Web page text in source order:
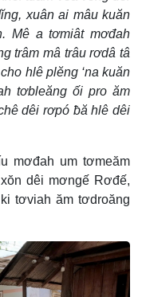
xuân ai mâu kuăn
Mê a tơmiât mơđah
trâm mâ trâu rơdâ tâ
hlê plĕng ‘na kuăn
tơbleăng ối pro ăm
dêi rơpó ƀă hlê dêi
mơđah um tơmeăm
dêi mơngế Rơđế,
tơviah ăm tơdroăng